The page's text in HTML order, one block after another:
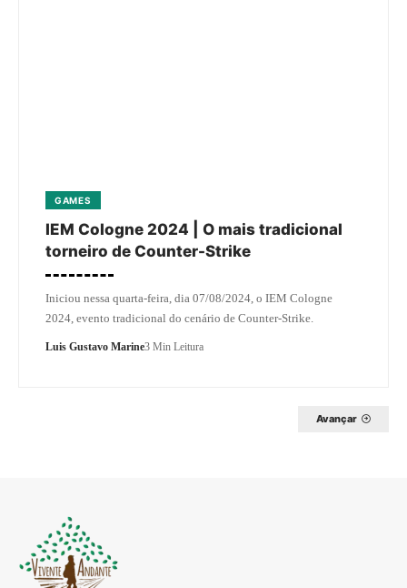
GAMES
IEM Cologne 2024 | O mais tradicional
torneiro de Counter-Strike
Iniciou nessa quarta-feira, dia 07/08/2024, o IEM Cologne
2024, evento tradicional do cenário de Counter-Strike.
Luis Gustavo Marine3 Min Leitura
Avançar